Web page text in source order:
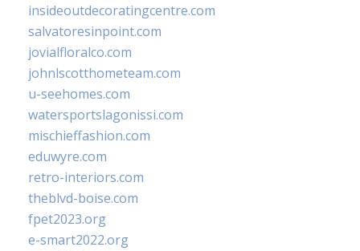
insideoutdecoratingcentre.com
salvatoresinpoint.com
jovialfloralco.com
johnlscotthometeam.com
u-seehomes.com
watersportslagonissi.com
mischieffashion.com
eduwyre.com
retro-interiors.com
theblvd-boise.com
fpet2023.org
e-smart2022.org